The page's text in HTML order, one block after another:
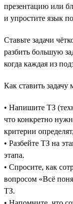
презентацию или
и упростите язык
Ставьте задачи
разбить большую
когда каждая из
Как ставить
• Напишите ТЗ
что конкретно
критерии
• Разбейте ТЗ на
этапа.
• Спросите, как
вопросом «‎Всё
ТЗ.